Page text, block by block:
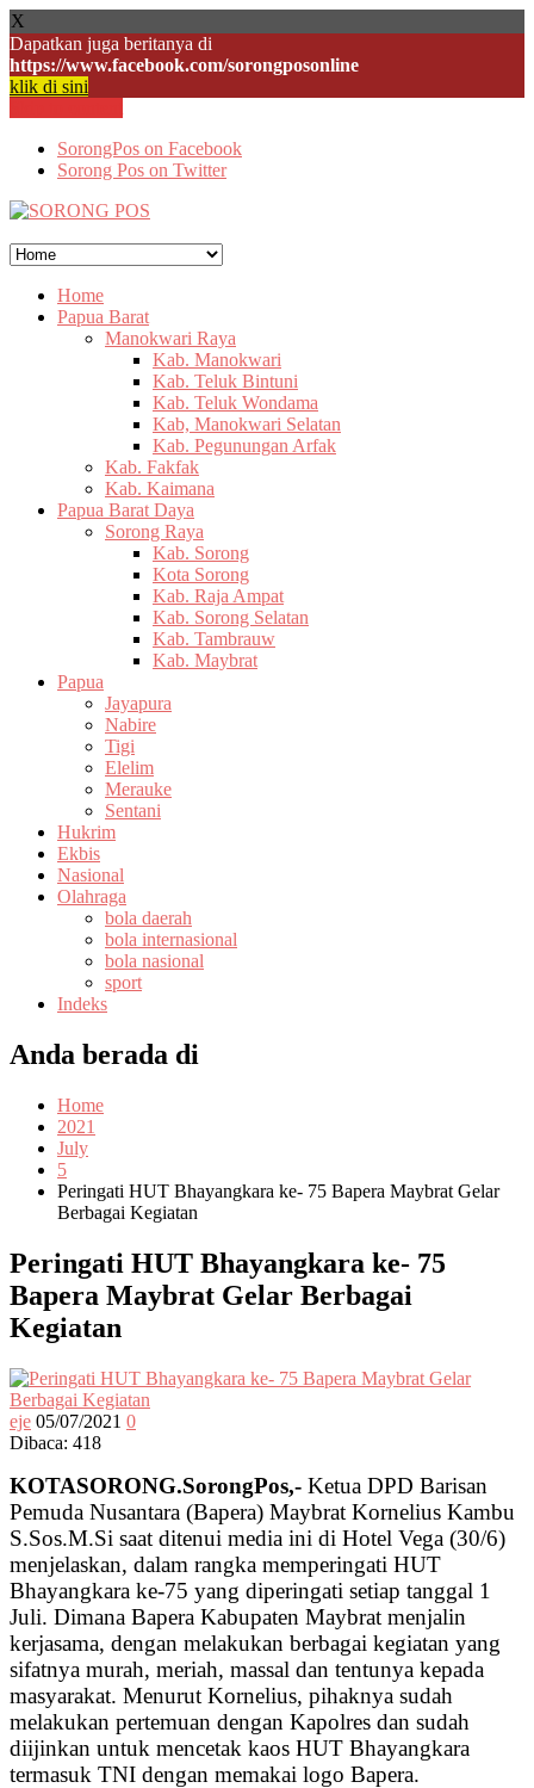
X
Dapatkan juga beritanya di
https://www.facebook.com/sorongposonline
klik di sini
SorongPos on Facebook
Sorong Pos on Twitter
Home
Papua Barat
Manokwari Raya
Kab. Manokwari
Kab. Teluk Bintuni
Kab. Teluk Wondama
Kab, Manokwari Selatan
Kab. Pegunungan Arfak
Kab. Fakfak
Kab. Kaimana
Papua Barat Daya
Sorong Raya
Kab. Sorong
Kota Sorong
Kab. Raja Ampat
Kab. Sorong Selatan
Kab. Tambrauw
Kab. Maybrat
Papua
Jayapura
Nabire
Tigi
Elelim
Merauke
Sentani
Hukrim
Ekbis
Nasional
Olahraga
bola daerah
bola internasional
bola nasional
sport
Indeks
Anda berada di
Home
2021
July
5
Peringati HUT Bhayangkara ke- 75 Bapera Maybrat Gelar
Berbagai Kegiatan
Peringati HUT Bhayangkara ke- 75
Bapera Maybrat Gelar Berbagai
Kegiatan
eje 05/07/2021 0
Dibaca: 418
KOTASORONG.SorongPos,- Ketua DPD Barisan
Pemuda Nusantara (Bapera) Maybrat Kornelius Kambu
S.Sos.M.Si saat ditenui media ini di Hotel Vega (30/6)
menjelaskan, dalam rangka memperingati HUT
Bhayangkara ke-75 yang diperingati setiap tanggal 1
Juli. Dimana Bapera Kabupaten Maybrat menjalin
kerjasama, dengan melakukan berbagai kegiatan yang
sifatnya murah, meriah, massal dan tentunya kepada
masyarakat. Menurut Kornelius, pihaknya sudah
melakukan pertemuan dengan Kapolres dan sudah
diijinkan untuk mencetak kaos HUT Bhayangkara
termasuk TNI dengan memakai logo Bapera.